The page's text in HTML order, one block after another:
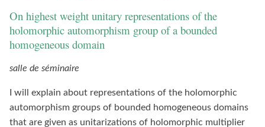
On highest weight unitary representations of the
holomorphic automorphism group of a bounded
homogeneous domain
salle de séminaire
I will explain about representations of the holomorphic
automorphism groups of bounded homogeneous domains
that are given as unitarizations of holomorphic multiplier